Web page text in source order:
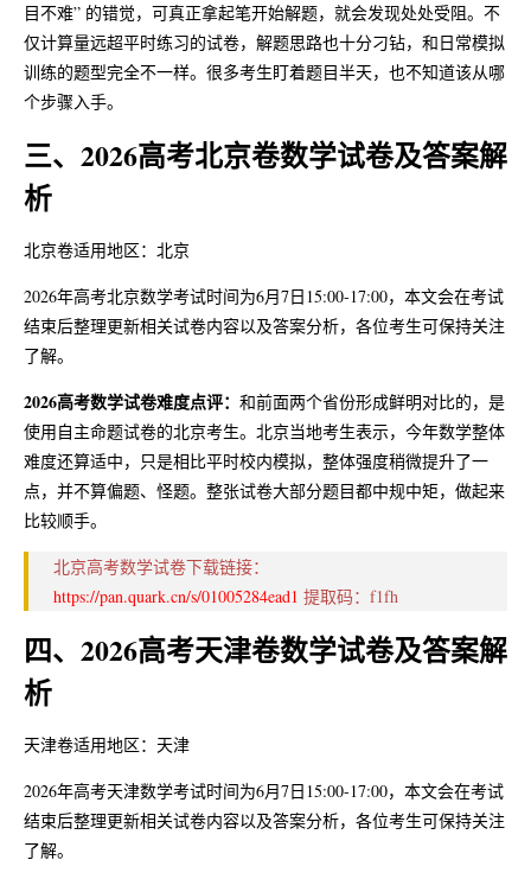
目不难” 的错觉，可真正拿起笔开始解题，就会发现处处受阻。不
仅计算量远超平时练习的试卷，解题思路也十分刁钻，和日常模拟
训练的题型完全不一样。很多考生盯着题目半天，也不知道该从哪
个步骤入手。
三、2026高考北京卷数学试卷及答案解
析
北京卷适用地区：北京
2026年高考北京数学考试时间为6月7日15:00-17:00，本文会在考试
结束后整理更新相关试卷内容以及答案分析，各位考生可保持关注
了解。
2026高考数学试卷难度点评： 和前面两个省份形成鲜明对比的，是
使用自主命题试卷的北京考生。北京当地考生表示，今年数学整体
难度还算适中，只是相比平时校内模拟，整体强度稍微提升了一
点，并不算偏题、怪题。整张试卷大部分题目都中规中矩，做起来
比较顺手。
北京高考数学试卷下载链接：
https://pan.quark.cn/s/01005284ead1 提取码：f1fh
四、2026高考天津卷数学试卷及答案解
析
天津卷适用地区：天津
2026年高考天津数学考试时间为6月7日15:00-17:00，本文会在考试
结束后整理更新相关试卷内容以及答案分析，各位考生可保持关注
了解。